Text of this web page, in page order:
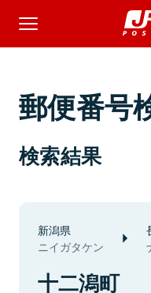
郵便番号
検索結果
新潟県
ニイガタケン
十二潟町